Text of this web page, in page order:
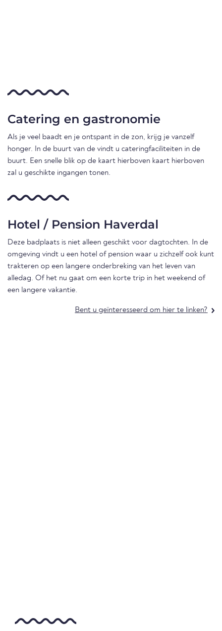
Catering en gastronomie
Als je veel baadt en je ontspant in de zon, krijg je vanzelf
honger. In de buurt van de vindt u cateringfaciliteiten in de
buurt. Een snelle blik op de kaart hierboven kaart hierboven
zal u geschikte ingangen tonen.
Hotel / Pension Haverdal
Deze badplaats is niet alleen geschikt voor dagtochten. In de
omgeving vindt u een hotel of pension waar u zichzelf ook kunt
trakteren op een langere onderbreking van het leven van
alledag. Of het nu gaat om een korte trip in het weekend of
een langere vakantie.
Bent u geïnteresseerd om hier te linken?